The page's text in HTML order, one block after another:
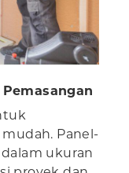
Panel-
ukuran